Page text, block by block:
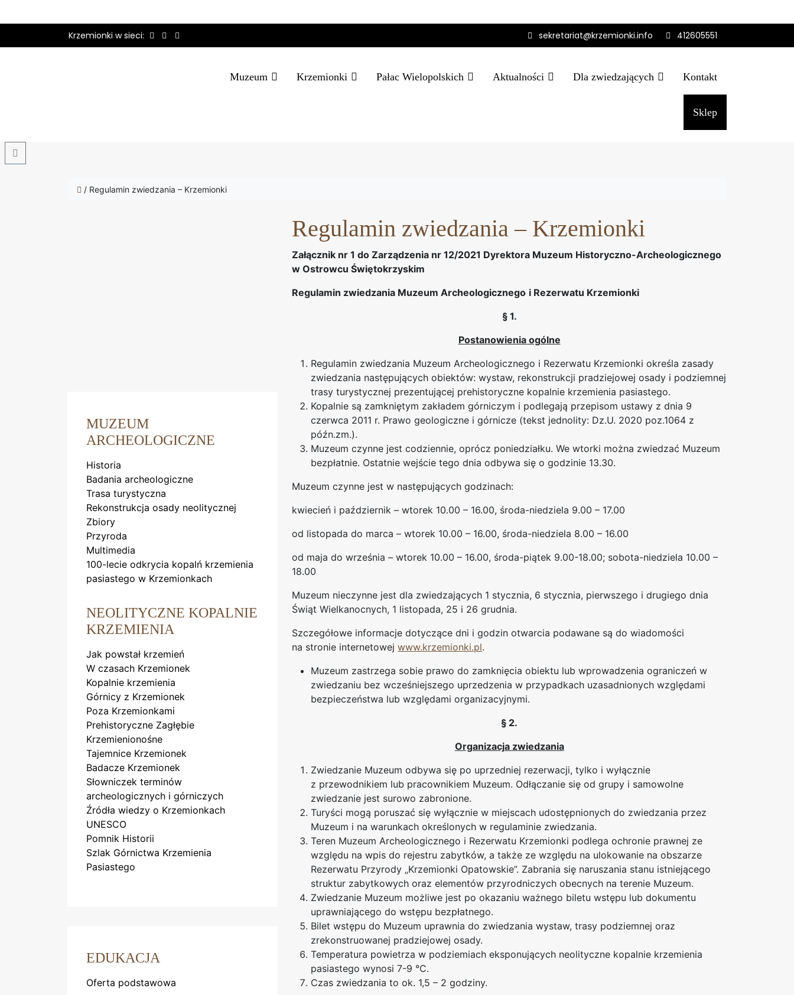
Krzemionki w sieci: 412605551
sekretariat@krzemionki.info
Muzeum Krzemionki Pałac Wielopolskich Aktualności Dla zwiedzających Kontakt
Sklep
/ Regulamin zwiedzania – Krzemionki
MUZEUM
ARCHEOLOGICZNE
Historia
Badania archeologiczne
Trasa turystyczna
Rekonstrukcja osady neolitycznej
Zbiory
Przyroda
Multimedia
100-lecie odkrycia kopalń krzemienia
pasiastego w Krzemionkach
NEOLITYCZNE KOPALNIE
KRZEMIENIA
Jak powstał krzemień
W czasach Krzemionek
Kopalnie krzemienia
Górnicy z Krzemionek
Poza Krzemionkami
Prehistoryczne Zagłębie
Krzemienionośne
Tajemnice Krzemionek
Badacze Krzemionek
Słowniczek terminów
archeologicznych i górniczych
Źródła wiedzy o Krzemionkach
UNESCO
Pomnik Historii
Szlak Górnictwa Krzemienia
Pasiastego
EDUKACJA
Oferta podstawowa
Regulamin zwiedzania – Krzemionki
Załącznik nr 1 do Zarządzenia nr 12/2021 Dyrektora Muzeum Historyczno-Archeologicznego
w Ostrowcu Świętokrzyskim
Regulamin zwiedzania Muzeum Archeologicznego i Rezerwatu Krzemionki
§ 1.
Postanowienia ogólne
Regulamin zwiedzania Muzeum Archeologicznego i Rezerwatu Krzemionki określa zasady
zwiedzania następujących obiektów: wystaw, rekonstrukcji pradziejowej osady i podziemnej
trasy turystycznej prezentującej prehistoryczne kopalnie krzemienia pasiastego.
Kopalnie są zamkniętym zakładem górniczym i podlegają przepisom ustawy z dnia 9
czerwca 2011 r. Prawo geologiczne i górnicze (tekst jednolity: Dz.U. 2020 poz.1064 z
późn.zm.).
Muzeum czynne jest codziennie, oprócz poniedziałku. We wtorki można zwiedzać Muzeum
bezpłatnie. Ostatnie wejście tego dnia odbywa się o godzinie 13.30.
Muzeum czynne jest w następujących godzinach:
kwiecień i październik – wtorek 10.00 – 16.00, środa-niedziela 9.00 – 17.00
od listopada do marca – wtorek 10.00 – 16.00, środa-niedziela 8.00 – 16.00
od maja do września – wtorek 10.00 – 16.00, środa-piątek 9.00-18.00; sobota-niedziela 10.00 –
18.00
Muzeum nieczynne jest dla zwiedzających 1 stycznia, 6 stycznia, pierwszego i drugiego dnia
Świąt Wielkanocnych, 1 listopada, 25 i 26 grudnia.
Szczegółowe informacje dotyczące dni i godzin otwarcia podawane są do wiadomości
na stronie internetowej www.krzemionki.pl.
Muzeum zastrzega sobie prawo do zamknięcia obiektu lub wprowadzenia ograniczeń w
zwiedzaniu bez wcześniejszego uprzedzenia w przypadkach uzasadnionych względami
bezpieczeństwa lub względami organizacyjnymi.
§ 2.
Organizacja zwiedzania
Zwiedzanie Muzeum odbywa się po uprzedniej rezerwacji, tylko i wyłącznie
z przewodnikiem lub pracownikiem Muzeum. Odłączanie się od grupy i samowolne
zwiedzanie jest surowo zabronione.
Turyści mogą poruszać się wyłącznie w miejscach udostępnionych do zwiedzania przez
Muzeum i na warunkach określonych w regulaminie zwiedzania.
Teren Muzeum Archeologicznego i Rezerwatu Krzemionki podlega ochronie prawnej ze
względu na wpis do rejestru zabytków, a także ze względu na ulokowanie na obszarze
Rezerwatu Przyrody „Krzemionki Opatowskie”. Zabrania się naruszania stanu istniejącego
struktur zabytkowych oraz elementów przyrodniczych obecnych na terenie Muzeum.
Zwiedzanie Muzeum możliwe jest po okazaniu ważnego biletu wstępu lub dokumentu
uprawniającego do wstępu bezpłatnego.
Bilet wstępu do Muzeum uprawnia do zwiedzania wystaw, trasy podziemnej oraz
zrekonstruowanej pradziejowej osady.
Temperatura powietrza w podziemiach eksponujących neolityczne kopalnie krzemienia
pasiastego wynosi 7-9 °C.
Czas zwiedzania to ok. 1,5 – 2 godziny.